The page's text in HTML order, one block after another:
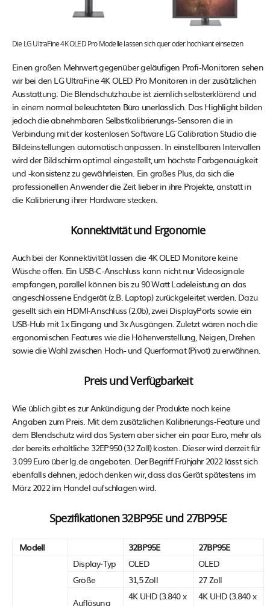
Die LG UltraFine 4K OLED Pro Modelle lassen sich quer oder hochkant einsetzen
Einen großen Mehrwert gegenüber geläufigen Profi-Monitoren sehen
wir bei den LG UltraFine 4K OLED Pro Monitoren in der zusätzlichen
Ausstattung. Die Blendschutzhaube ist ziemlich selbsterklärend und
in einem normal beleuchteten Büro unerlässlich. Das Highlight bilden
jedoch die abnehmbaren Selbstkalibrierungs-Sensoren die in
Verbindung mit der kostenlosen Software LG Calibration Studio die
Bildeinstellungen automatisch anpassen. In einstellbaren Intervallen
wird der Bildschirm optimal eingestellt, um höchste Farbgenauigkeit
und -konsistenz zu gewährleisten. Ein großes Plus, da sich die
professionellen Anwender die Zeit lieber in ihre Projekte, anstatt in
die Kalibrierung ihrer Hardware stecken.
Konnektivität und Ergonomie
Auch bei der Konnektivität lassen die 4K OLED Monitore keine
Wüsche offen. Ein USB-C-Anschluss kann nicht nur Videosignale
empfangen, parallel können bis zu 90 Watt Ladeleistung an das
angeschlossene Endgerät (z.B. Laptop) zurückgeleitet werden. Dazu
gesellt sich ein HDMI-Anschluss (2.0b), zwei DisplayPorts sowie ein
USB-Hub mit 1x Eingang und 3x Ausgängen. Zuletzt wären noch die
ergonomischen Features wie die Höhenverstellung, Neigen, Drehen
sowie die Wahl zwischen Hoch- und Querformat (Pivot) zu erwähnen.
Preis und Verfügbarkeit
Wie üblich gibt es zur Ankündigung der Produkte noch keine
Angaben zum Preis. Mit dem zusätzlichen Kalibrierungs-Feature und
dem Blendschutz wird das System aber sicher ein paar Euro, mehr als
der bereits erhältliche 32EP950 (32 Zoll) kosten. Dieser wird derzeit für
3.099 Euro über lg.de angeboten. Der Begriff Frühjahr 2022 lässt sich
ebenfalls dehnen, jedoch denken wir, dass das Gerät spätestens im
März 2022 im Handel aufschlagen wird.
Spezifikationen 32BP95E und 27BP95E
Modell 32BP95E
27BP95E
Display-Typ
OLED
OLED
Größe
31,5 Zoll
27 Zoll
Auflösung
4K UHD (3.840 x
4K UHD (3.840 x